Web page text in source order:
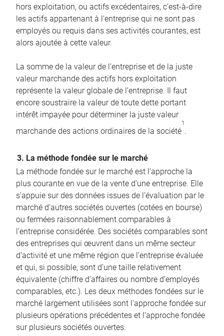
hors exploitation, ou actifs excédentaires, c’est-à-dire
les actifs appartenant à l’entreprise qui ne sont pas
employés ou requis dans ses activités courantes, est
alors ajoutée à cette valeur.
La somme de la valeur de l’entreprise et de la juste
valeur marchande des actifs hors exploitation
représente la valeur globale de l’entreprise. Il faut
encore soustraire la valeur de toute dette portant
intérêt impayée pour déterminer la juste valeur
marchande des actions ordinaires de la société
1
.
3. La méthode fondée sur le marché
La méthode fondée sur le marché est l’approche la
plus courante en vue de la vente d’une entreprise. Elle
s’appuie sur des données issues de l’évaluation par le
marché d’autres sociétés ouvertes (cotées en bourse)
ou fermées raisonnablement comparables à
l’entreprise considérée. Des sociétés comparables sont
des entreprises qui œuvrent dans un même secteur
d’activité et une même région que l’entreprise évaluée
et qui, si possible, sont d’une taille relativement
équivalente (chiffre d’affaires ou nombre d’employés
comparables, etc.). Les deux méthodes fondées sur le
marché largement utilisées sont l’approche fondée sur
plusieurs opérations précédentes et l’approche fondée
sur plusieurs sociétés ouvertes.